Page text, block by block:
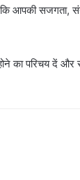
आपकी सजगता,
का परिचय दें